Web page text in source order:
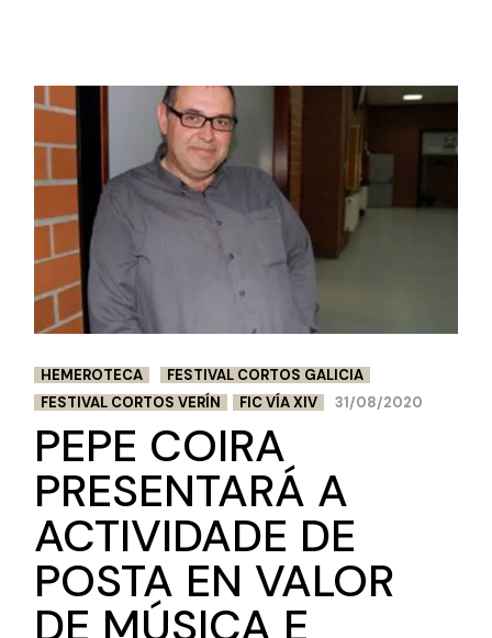
HEMEROTECA
FESTIVAL CORTOS GALICIA
FESTIVAL CORTOS VERÍN
FIC VÍA XIV 31/08/2020
PEPE COIRA
PRESENTARÁ A
ACTIVIDADE DE
POSTA EN VALOR
DE MÚSICA E